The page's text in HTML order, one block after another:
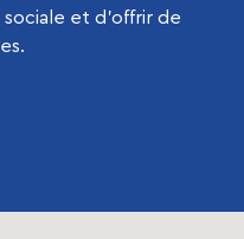
et d’offrir de